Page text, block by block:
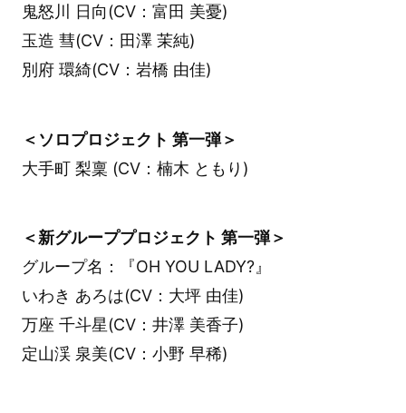
鬼怒川 日向(CV：富田 美憂)
玉造 彗(CV：田澤 茉純)
別府 環綺(CV：岩橋 由佳)
＜ソロプロジェクト 第一弾＞
大手町 梨稟 (CV：楠木 ともり)
＜新グループプロジェクト 第一弾＞
グループ名：『OH YOU LADY?』
いわき あろは(CV：大坪 由佳)
万座 千斗星(CV：井澤 美香子)
定山渓 泉美(CV：小野 早稀)